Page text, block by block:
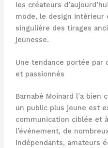
les créateurs
mode, le design intérieur
singulière des tirages
jeunesse.
Une tendance portée par
et passionnés
Barnabé Moinard l’a
un public plus jeune est
communication ciblée et
l’événement, de
indépendants, amateurs